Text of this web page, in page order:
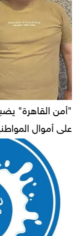
"أمن القاهرة"
على أموال